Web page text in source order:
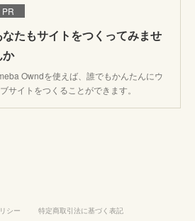
PR
なたもサイトをつくってみませ
か
Owndを使えば、誰でもかんたんにウ
サイトをつくることができます。
シー 特定商取引法に基づく表記